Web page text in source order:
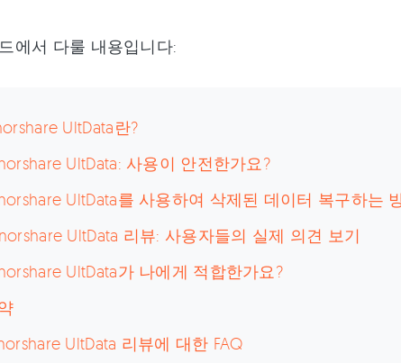
에서 다룰 내용입니다:
UltData란?
UltData: 사용이 안전한가요?
UltData를 사용하여 삭제된 데이터 복구하는
UltData 리뷰: 사용자들의 실제 의견 보기
UltData가 나에게 적합한가요?
UltData 리뷰에 대한 FAQ